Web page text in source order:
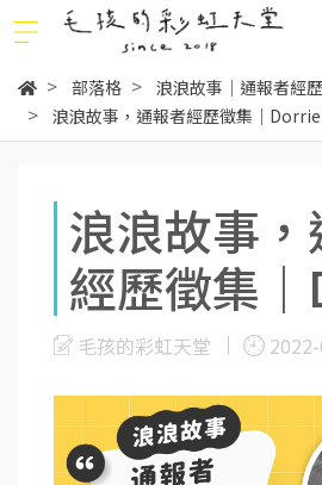
部落格
浪浪故事｜通報者經
浪浪故事，通報者經歷徵集｜Dorrie
浪浪故事
經歷徵集
毛孩的彩虹天堂